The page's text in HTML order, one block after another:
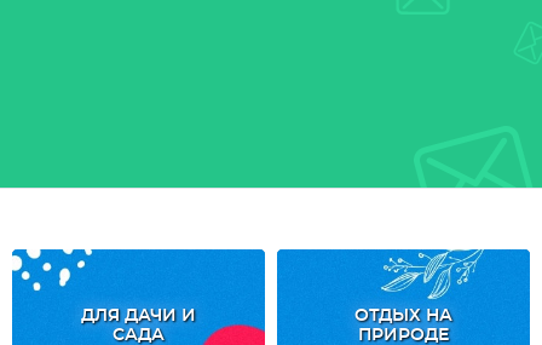
ДЛЯ ДАЧИ И
САДА
ОТДЫХ НА
ПРИРОДЕ